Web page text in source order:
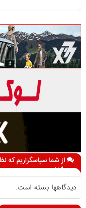
از شما سپاسگزاریم که
می گذارید
دیدگاهها بسته است.